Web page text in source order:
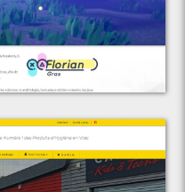
Voir le projet
Florian Gras